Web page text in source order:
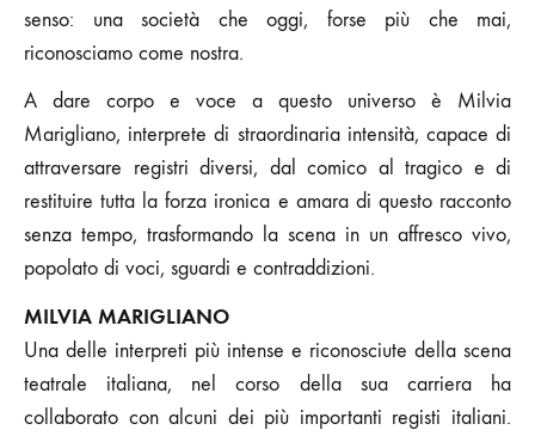
senso: una società che oggi, forse più che mai,
riconosciamo come nostra.
A dare corpo e voce a questo universo è Milvia
Marigliano, interprete di straordinaria intensità, capace di
attraversare registri diversi, dal comico al tragico e di
restituire tutta la forza ironica e amara di questo racconto
senza tempo, trasformando la scena in un affresco vivo,
popolato di voci, sguardi e contraddizioni.
MILVIA MARIGLIANO
Una delle interpreti più intense e riconosciute della scena
teatrale italiana, nel corso della sua carriera ha
collaborato con alcuni dei più importanti registi italiani.